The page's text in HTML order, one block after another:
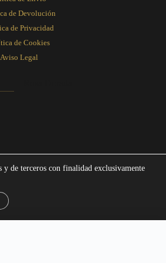
de Devolución
de Privacidad
de Cookies
Aviso Legal
y de terceros con finalidad exclusivamente